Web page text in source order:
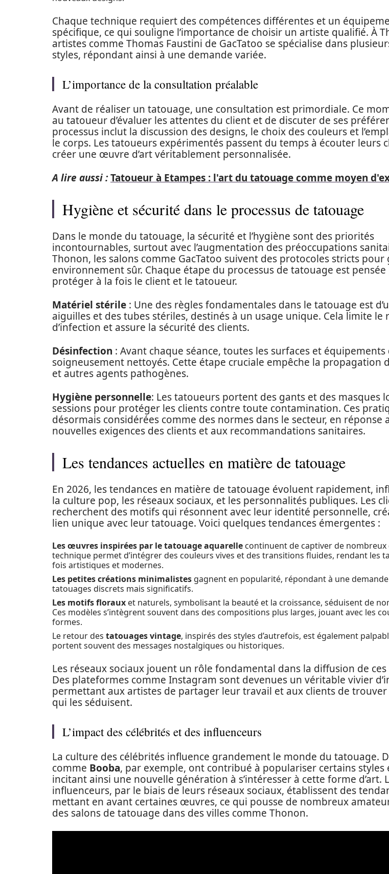
Chaque technique requiert des compétences différentes et un
spécifique, ce qui souligne l’importance de choisir un artiste qualifié. À
artistes comme Thomas Faustini de GacTatoo se spécialise dans
styles, répondant ainsi à une demande variée.
L’importance de la consultation préalable
Avant de réaliser un tatouage, une consultation est primordiale. Ce
au tatoueur d’évaluer les attentes du client et de discuter de ses
processus inclut la discussion des designs, le choix des couleurs et
le corps. Les tatoueurs expérimentés passent du temps à écouter leurs
créer une œuvre d’art véritablement personnalisée.
A lire aussi :Tatoueur à Etampes : l'art du tatouage comme moyen
Hygiène et sécurité dans le processus de tatouage
Dans le monde du tatouage, la sécurité et l’hygiène sont des priorités
incontournables, surtout avec l’augmentation des préoccupations
Thonon, les salons comme GacTatoo suivent des protocoles stricts
environnement sûr. Chaque étape du processus de tatouage est
protéger à la fois le client et le tatoueur.
Matériel stérile : Une des règles fondamentales dans le tatouage est
aiguilles et des tubes stériles, destinés à un usage unique. Cela limite le
d’infection et assure la sécurité des clients.
Désinfection : Avant chaque séance, toutes les surfaces et
soigneusement nettoyés. Cette étape cruciale empêche la propagation
et autres agents pathogènes.
Hygiène personnelle: Les tatoueurs portent des gants et des masques
sessions pour protéger les clients contre toute contamination. Ces
désormais considérées comme des normes dans le secteur, en réponse
nouvelles exigences des clients et aux recommandations sanitaires.
Les tendances actuelles en matière de tatouage
En 2026, les tendances en matière de tatouage évoluent rapidement,
la culture pop, les réseaux sociaux, et les personnalités publiques. Les
recherchent des motifs qui résonnent avec leur identité personnelle,
lien unique avec leur tatouage. Voici quelques tendances émergentes :
Les œuvres inspirées par le tatouage aquarelle continuent de captiver de nombreux
technique permet d’intégrer des couleurs vives et des transitions fluides, rendant les
fois artistiques et modernes.
Les petites créations minimalistes gagnent en popularité, répondant à une
tatouages discrets mais significatifs.
Les motifs floraux et naturels, symbolisant la beauté et la croissance, séduisent de
Ces modèles s’intègrent souvent dans des compositions plus larges, jouant avec les
formes.
Le retour des tatouages vintage, inspirés des styles d’autrefois, est également
portent souvent des messages nostalgiques ou historiques.
Les réseaux sociaux jouent un rôle fondamental dans la diffusion de ces
Des plateformes comme Instagram sont devenues un véritable vivier
permettant aux artistes de partager leur travail et aux clients de trouver
qui les séduisent.
L’impact des célébrités et des influenceurs
La culture des célébrités influence grandement le monde du tatouage.
comme Booba, par exemple, ont contribué à populariser certains styles
incitant ainsi une nouvelle génération à s’intéresser à cette forme d’art.
influenceurs, par le biais de leurs réseaux sociaux, établissent des
mettant en avant certaines œuvres, ce qui pousse de nombreux
des salons de tatouage dans des villes comme Thonon.